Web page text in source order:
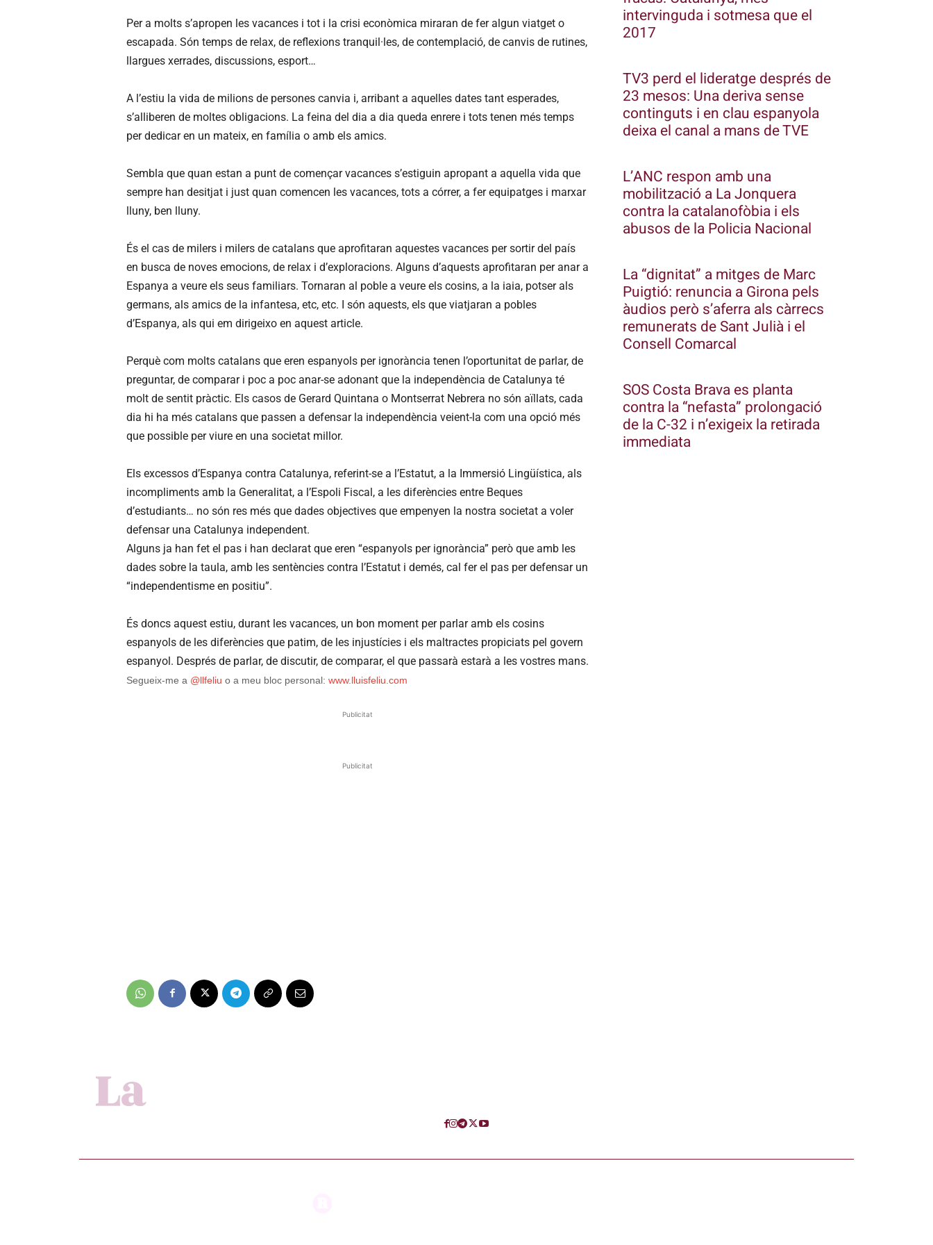
Per a molts s’apropen les vacances i tot i la crisi econòmica miraran de fer algun viatget o
escapada. Són temps de relax, de reflexions tranquil·les, de contemplació, de canvis de rutines,
llargues xerrades, discussions, esport…
A l’estiu la vida de milions de persones canvia i, arribant a aquelles dates tant esperades,
s’alliberen de moltes obligacions. La feina del dia a dia queda enrere i tots tenen més temps
per dedicar en un mateix, en família o amb els amics.
Sembla que quan estan a punt de començar vacances s’estiguin apropant a aquella vida que
sempre han desitjat i just quan comencen les vacances, tots a córrer, a fer equipatges i marxar
lluny, ben lluny.
És el cas de milers i milers de catalans que aprofitaran aquestes vacances per sortir del país
en busca de noves emocions, de relax i d’exploracions. Alguns d’aquests aprofitaran per anar a
Espanya a veure els seus familiars. Tornaran al poble a veure els cosins, a la iaia, potser als
germans, als amics de la infantesa, etc, etc. I són aquests, els que viatjaran a pobles
d’Espanya, als qui em dirigeixo en aquest article.
Perquè com molts catalans que eren espanyols per ignorància tenen l’oportunitat de parlar, de
preguntar, de comparar i poc a poc anar-se adonant que la independència de Catalunya té
molt de sentit pràctic. Els casos de Gerard Quintana o Montserrat Nebrera no són aïllats, cada
dia hi ha més catalans que passen a defensar la independència veient-la com una opció més
que possible per viure en una societat millor.
Els excessos d’Espanya contra Catalunya, referint-se a l’Estatut, a la Immersió Lingüística, als
incompliments amb la Generalitat, a l’Espoli Fiscal, a les diferències entre Beques
d’estudiants… no són res més que dades objectives que empenyen la nostra societat a voler
defensar una Catalunya independent.
Alguns ja han fet el pas i han declarat que eren “espanyols per ignorància” però que amb les
dades sobre la taula, amb les sentències contra l’Estatut i demés, cal fer el pas per defensar un
“independentisme en positiu”.
És doncs aquest estiu, durant les vacances, un bon moment per parlar amb els cosins
espanyols de les diferències que patim, de les injustícies i els maltractes propiciats pel govern
espanyol. Després de parlar, de discutir, de comparar, el que passarà estarà a les vostres mans.
Segueix-me a @llfeliu o a meu bloc personal: www.lluisfeliu.com
Publicitat
Publicitat
intervinguda i sotmesa que el
2017
TV3 perd el lideratge després de
23 mesos: Una deriva sense
continguts i en clau espanyola
deixa el canal a mans de TVE
L’ANC respon amb una
mobilització a La Jonquera
contra la catalanofòbia i els
abusos de la Policia Nacional
La “dignitat” a mitges de Marc
Puigtió: renuncia a Girona pels
àudios però s’aferra als càrrecs
remunerats de Sant Julià i el
Consell Comarcal
SOS Costa Brava es planta
contra la “nefasta” prolongació
de la C-32 i n’exigeix la retirada
immediata